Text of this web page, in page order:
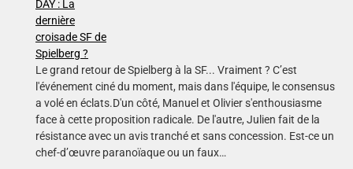
Le grand retour de Spielberg à la SF... Vraiment ? C’est
l'événement ciné du moment, mais dans l'équipe, le consensus
a volé en éclats.D'un côté, Manuel et Olivier s'enthousiasme
face à cette proposition radicale. De l'autre, Julien fait de la
résistance avec un avis tranché et sans concession. Est-ce un
chef-d’œuvre paranoïaque ou un faux…